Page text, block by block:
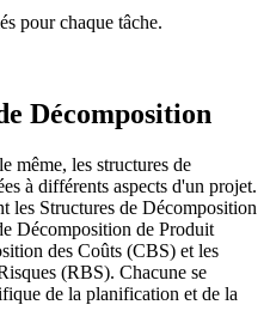
pour chaque tâche.
Décomposition
même, les structures de
à différents aspects d'un projet.
les Structures de Décomposition
Décomposition de Produit
des Coûts (CBS) et les
(RBS). Chacune se
de la planification et de la